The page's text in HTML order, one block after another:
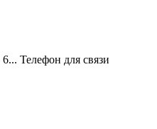
6... Телефон для связи